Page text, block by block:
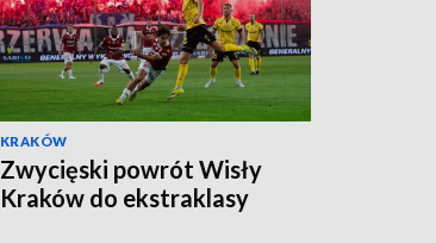
KRAKÓW
Zwycięski powrót Wisły
Kraków do ekstraklasy